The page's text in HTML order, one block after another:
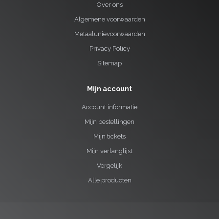
Over ons
Algemene voorwaarden
Metaalunievoorwaarden
Privacy Policy
Sitemap
Mijn account
Account informatie
Mijn bestellingen
Mijn tickets
Mijn verlanglijst
Vergelijk
Alle producten